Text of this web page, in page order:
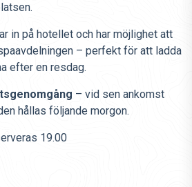
in på hotellet och har möjlighet att
– perfekt för att ladda
efter en resdag.
– vid sen ankomst
hållas följande morgon.
19.00